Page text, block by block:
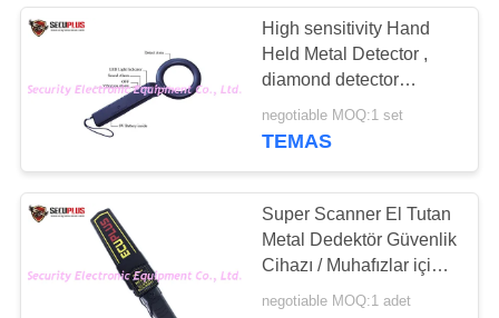
Bottle Liquid
Scanner
High sensitivity Hand
Held Metal Detector ,
diamond detector
machine
negotiable MOQ:1 set
TEMAS
Super Scanner El Tutan
Metal Dedektör Güvenlik
Cihazı / Muhafızlar için
Elde Taşınabilir Tarayıcı
negotiable MOQ:1 adet